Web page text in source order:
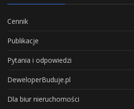
Cennik
Publikacje
Pytania i odpowiedzi
DeweloperBuduje.pl
Dla biur nieruchomości